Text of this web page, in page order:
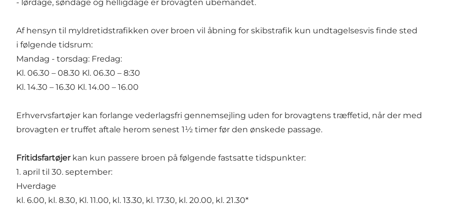
- lørdage, søndage og helligdage er brovagten ubemandet.
Af hensyn til myldretidstrafikken over broen vil åbning for skibstrafik kun undtagelsesvis finde sted
i følgende tidsrum:
Mandag - torsdag: Fredag:
Kl. 06.30 – 08.30 Kl. 06.30 – 8:30
Kl. 14.30 – 16.30 Kl. 14.00 – 16.00
Erhvervsfartøjer kan forlange vederlagsfri gennemsejling uden for brovagtens træffetid, når der med
brovagten er truffet aftale herom senest 1½ timer før den ønskede passage.
Fritidsfartøjerkan kun passere broen på følgende fastsatte tidspunkter:
1. april til 30. september:
Hverdage
kl. 6.00, kl. 8.30, Kl. 11.00, kl. 13.30, kl. 17.30, kl. 20.00, kl. 21.30*